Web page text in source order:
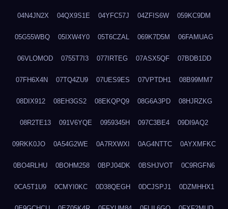
04N4JN2X 04QX9S1E 04YFC57J 04ZFIS6W 059KC9DM
05G55WBQ 05IXW4Y0 05T6CZAL 069K7D5M 06FAMUAG
06VLOMOD 0755T7I3 077IRTEG 07ASX5QF 07BDB1DD
07FH6X4N 07TQ4ZU9 07UES9ES 07VPTDH1 08B99MM7
08DIX912 08EH3GS2 08EKQPQ9 08G6A3PD 08HJRZKG
08R2TE13 091V6YQE 0959345H 097C3BE4 09DI9AQ2
09RKK0JO 0A54G2WE 0A7RXWXI 0AG4NTTC 0AYXMFKC
0BO4RLHU 0BOHM258 0BPJ04DK 0BSHJVOT 0C9RGFN6
0CA5T1U9 0CMYI0KC 0D38QEGH 0DCJSPJ1 0DZMHHX1